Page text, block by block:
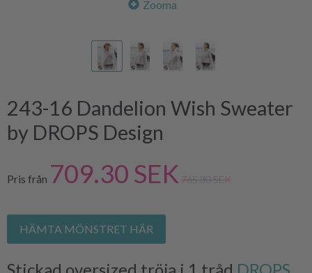
Zooma
243-16 Dandelion Wish Sweater
by DROPS Design
Pris från 709.30 SEK 765.30 SEK
HÄMTA MÖNSTRET HÄR